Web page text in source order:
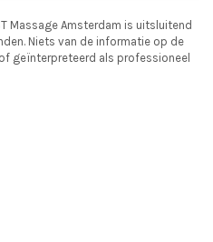
Massage Amsterdam is uitsluitend
Niets van de informatie op de
geïnterpreteerd als professioneel